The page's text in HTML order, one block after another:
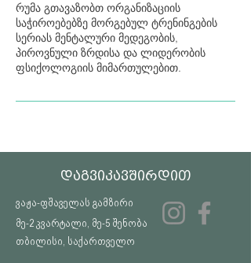
რუმა გთავაზობთ ორგანიზაციის
საჭიროებებზე მორგებულ ტრენინგების
სერიას მენტალური მედეგობის,
პიროვნული ზრდისა და ლიდერობის
ფსიქოლოგიის მიმართულებით.
დაგვიკავშირდით
ვაჟა-ფშაველას გამზირი
მე-2 კვარტალი, მე-5 შენობა
თბილისი, საქართველო